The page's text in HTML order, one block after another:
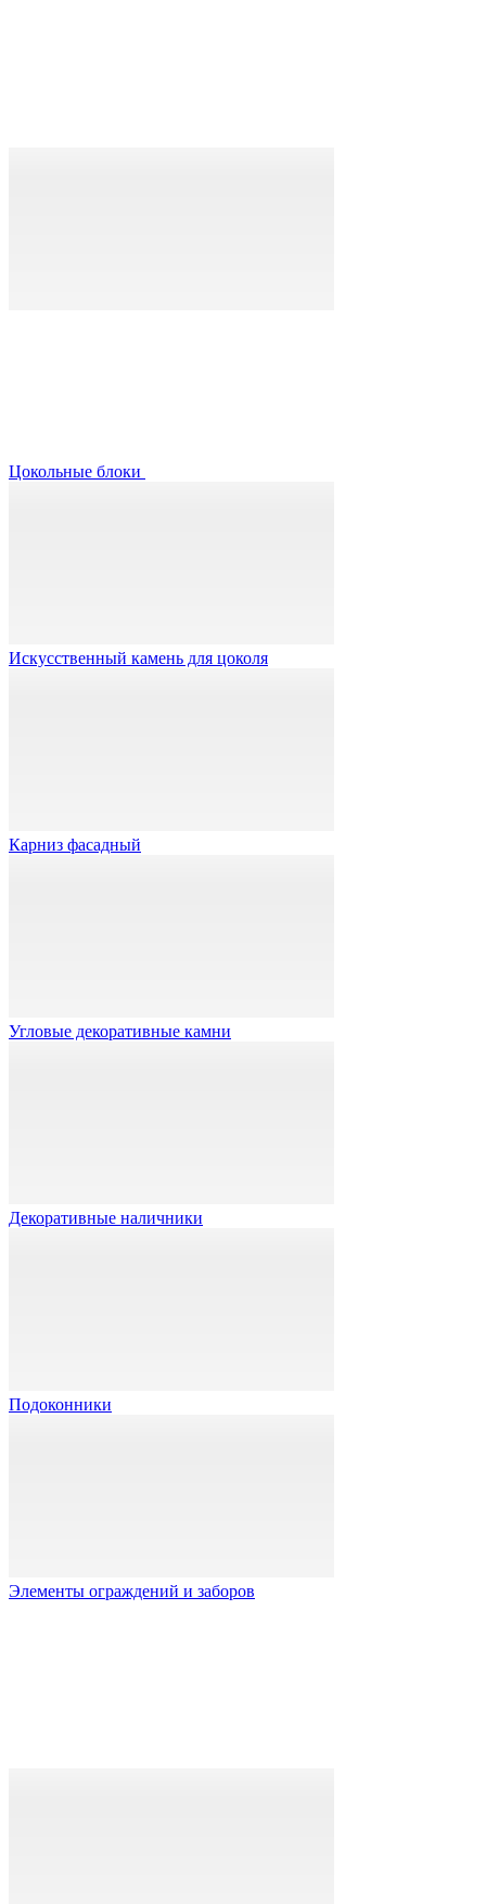
Цокольные блоки
Искусственный камень для цоколя
Карниз фасадный
Угловые декоративные камни
Декоративные наличники
Подоконники
Элементы ограждений и заборов